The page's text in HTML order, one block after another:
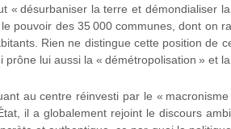
« désurbaniser la terre et démondialiser
le pouvoir des 35 000 communes, dont on
Rien ne distingue cette position de
prône lui aussi la « démétropolisation » et
au centre réinvesti par le «
il a globalement rejoint le discours